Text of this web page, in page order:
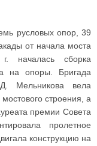
русловых опор, 39
от начала моста
началась сборка
на опоры. Бригада
Мельникова вела
строения, а
премии Совета
пролетное
конструкцию на